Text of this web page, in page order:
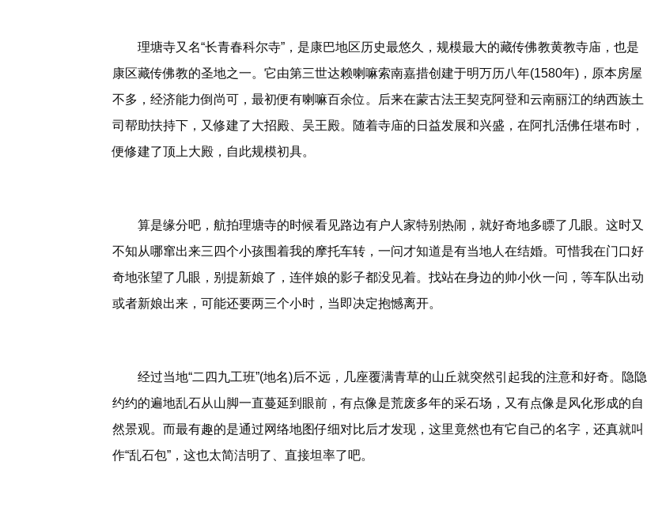
理塘寺又名“长青春科尔寺”，是康巴地区历史最悠久，规模最大的藏传佛教黄教寺庙，也是
康区藏传佛教的圣地之一。它由第三世达赖喇嘛索南嘉措创建于明万历八年(1580年)，原本房屋
不多，经济能力倒尚可，最初便有喇嘛百余位。后来在蒙古法王契克阿登和云南丽江的纳西族土
司帮助扶持下，又修建了大招殿、吴王殿。随着寺庙的日益发展和兴盛，在阿扎活佛任堪布时，
便修建了顶上大殿，自此规模初具。
算是缘分吧，航拍理塘寺的时候看见路边有户人家特别热闹，就好奇地多瞟了几眼。这时又
不知从哪窜出来三四个小孩围着我的摩托车转，一问才知道是有当地人在结婚。可惜我在门口好
奇地张望了几眼，别提新娘了，连伴娘的影子都没见着。找站在身边的帅小伙一问，等车队出动
或者新娘出来，可能还要两三个小时，当即决定抱憾离开。
经过当地“二四九工班”(地名)后不远，几座覆满青草的山丘就突然引起我的注意和好奇。隐隐
约约的遍地乱石从山脚一直蔓延到眼前，有点像是荒废多年的采石场，又有点像是风化形成的自
然景观。而最有趣的是通过网络地图仔细对比后才发现，这里竟然也有它自己的名字，还真就叫
作“乱石包”，这也太简洁明了、直接坦率了吧。